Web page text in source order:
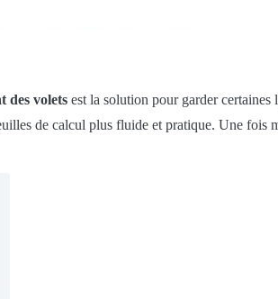
des volets est la solution pour garder certaines
de calcul plus fluide et pratique. Une fois